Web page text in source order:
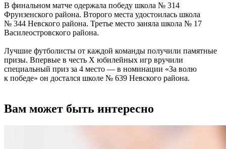
В финальном матче одержала победу школа № 314
Фрунзенского района. Второго места удостоилась школа
№ 344 Невского района. Третье место заняла школа № 17
Василеостровского района.
Лучшие футболисты от каждой команды получили памятные
призы. Впервые в честь X юбилейных игр вручили
специальный приз за 4 место — в номинации «За волю
к победе» он достался школе № 639 Невского района.
Вам может быть интересно